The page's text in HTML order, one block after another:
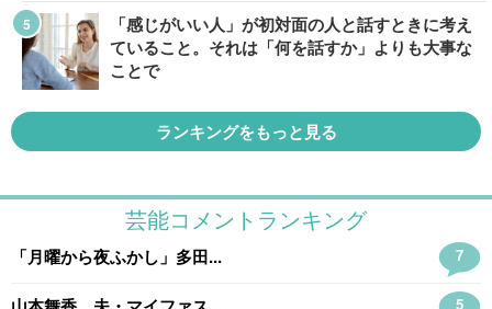
「感じがいい人」が初対面の人と話すときに考え
ていること。それは「何を話すか」よりも大事な
ことで
ランキングをもっと見る